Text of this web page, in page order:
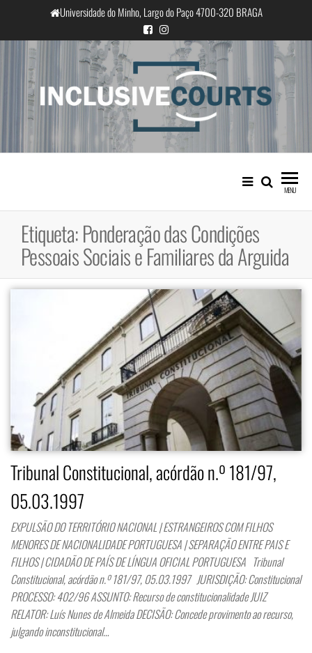
o
conteúdo
Universidade do Minho, Largo do Paço 4700-320 BRAGA
InclusiveCourts
Igualdade e diferença cultural na
prática judicial portuguesa
MENU
Etiqueta:Ponderação das Condições
Pessoais Sociais e Familiares da Arguida
Tribunal Constitucional, acórdão n.º 181/97,
05.03.1997
EXPULSÃO DO TERRITÓRIO NACIONAL | ESTRANGEIROS COM FILHOS
MENORES DE NACIONALIDADE PORTUGUESA | SEPARAÇÃO ENTRE PAIS E
FILHOS | CIDADÃO DE PAÍS DE LÍNGUA OFICIAL PORTUGUESA Tribunal
Constitucional, acórdão n.º 181/97, 05.03.1997 JURISDIÇÃO: Constitucional
PROCESSO: 402/96 ASSUNTO: Recurso de constitucionalidade JUIZ
RELATOR: Luís Nunes de Almeida DECISÃO: Concede provimento ao recurso,
julgando inconstitucional…